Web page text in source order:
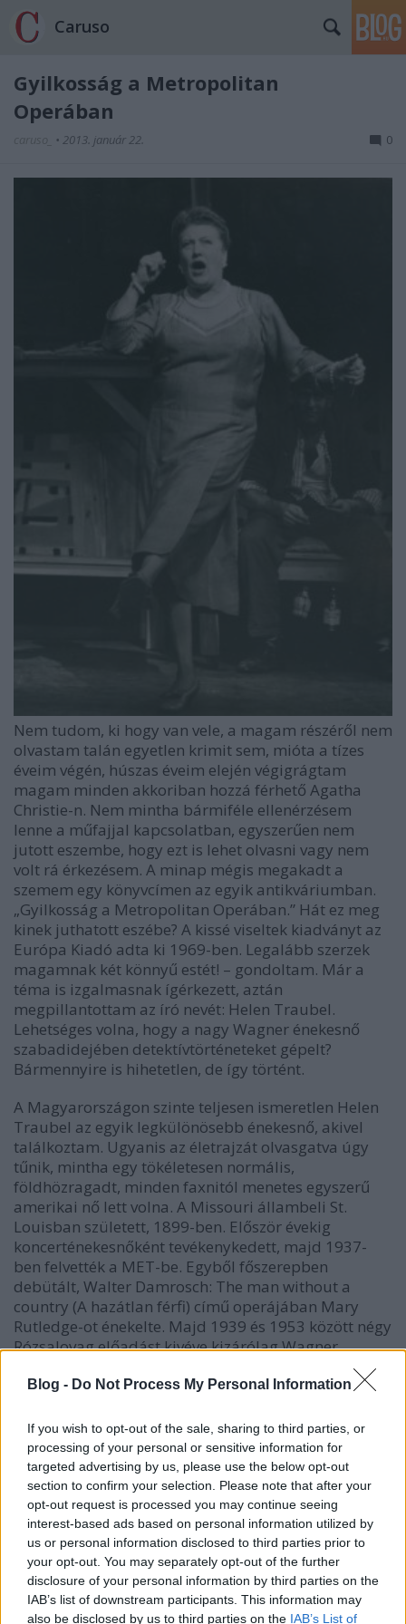
Blog - Do Not Process My Personal Information
If you wish to opt-out of the sale, sharing to third parties, or
processing of your personal or sensitive information for
targeted advertising by us, please use the below opt-out
section to confirm your selection. Please note that after your
opt-out request is processed you may continue seeing
interest-based ads based on personal information utilized by
us or personal information disclosed to third parties prior to
your opt-out. You may separately opt-out of the further
disclosure of your personal information by third parties on the
IAB’s list of downstream participants. This information may
also be disclosed by us to third parties on the IAB’s List of
Caruso
Gyilkosság a Metropolitan
Operában
caruso_ • 2013. január 22. 0
Nem tudom, ki hogy van vele, a magam részéről nem
olvastam talán egyetlen krimit sem, mióta a tízes
éveim végén, húszas éveim elején végigrágtam
magam minden akkoriban hozzá férhető Agatha
Christie-n. Nem mintha bármiféle ellenérzésem
lenne a műfajjal kapcsolatban, egyszerűen nem
jutott eszembe, hogy ezt is lehet olvasni vagy nem
volt rá érkezésem. A minap mégis megakadt a
szemem egy könyvcímen az egyik antikváriumban.
„Gyilkosság a Metropolitan Operában.” Hát ez meg
kinek juthatott eszébe? A kissé viseltek kiadványt az
Európa Kiadó adta ki 1969-ben. Legalább szerzek
magamnak két könnyű estét! – gondoltam. Már a
téma is izgalmasnak ígérkezett, aztán
megpillantottam az író nevét: Helen Traubel.
Lehetséges volna, hogy a nagy Wagner énekesnő
szabadidejében detektívtörténeteket gépelt?
Bármennyire is hihetetlen, de így történt.
A Magyarországon szinte teljesen ismeretlen Helen
Traubel az egyik legkülönösebb énekesnő, akivel
találkoztam. Ugyanis az életrajzát olvasgatva úgy
tűnik, mintha egy tökéletesen normális,
földhözragadt, minden faxnitól menetes egyszerű
amerikai nő lett volna. A Missouri állambeli St.
Louisban született, 1899-ben. Először évekig
koncerténekesnőként tevékenykedett, majd 1937-
ben felvették a MET-be. Egyből főszerepben
debütált, Walter Damrosch: The man without a
country (A hazátlan férfi) című operájában Mary
Rutledge-ot énekelte. Majd 1939 és 1953 között négy
Rózsalovag előadást kivéve kizárólag Wagner
, mindhárom
Brünnhilde ,Izolda,Elza , Kundry, mindössze tíz
százhetvenhat este énekelt New Yorkban. Helen
Traubel, - miután Kisten Flagstad háborús okokból
nem hagyhatta el Norvégiát, Marjorie Lawrence
pedig gyermekbénulást kapott - egyeduralkodó lett
szerepkörében. De úgy tűnik, ez számára nem volt
elég. Eközben folyamatosan fellépett éjszakai
bárokban és tv show-kban. A legendás igazgató,
Rudolf Bing megelégelvén ezt, választás elé állította
szopránját. Traubel válasza egyértelmű volt, s
örökre elhagyta a MET-et. Döntését érezhetően egy